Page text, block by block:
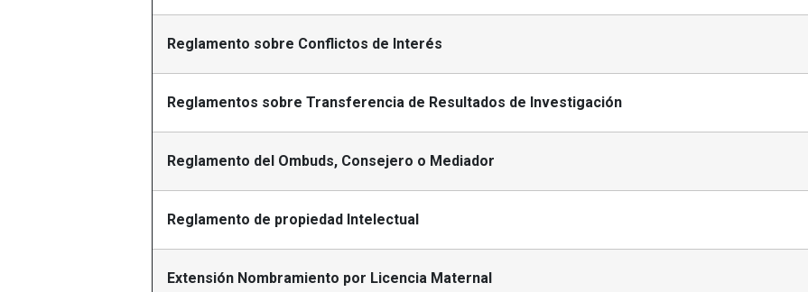
Reglamento sobre Conflictos de Interés
Reglamentos sobre Transferencia de Resultados de Investigación
Reglamento del Ombuds, Consejero o Mediador
Reglamento de propiedad Intelectual
Extensión Nombramiento por Licencia Maternal